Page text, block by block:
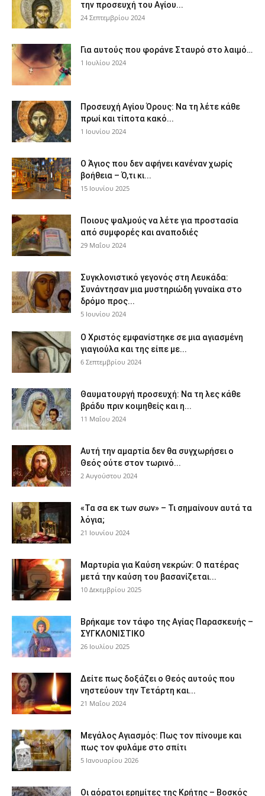
την προσευχή του Αγίου...
24 Σεπτεμβρίου 2024
Για αυτούς που φοράνε Σταυρό στο λαιμό…
1 Ιουλίου 2024
Προσευχή Αγίου Όρους: Να τη λέτε κάθε
πρωί και τίποτα κακό...
1 Ιουνίου 2024
Ο Άγιος που δεν αφήνει κανέναν χωρίς
βοήθεια – Ό,τι κι...
15 Ιουνίου 2025
Ποιους ψαλμούς να λέτε για προστασία
από συμφορές και αναποδιές
29 Μαΐου 2024
Συγκλονιστικό γεγονός στη Λευκάδα:
Συνάντησαν μια μυστηριώδη γυναίκα στο
δρόμο προς...
5 Ιουνίου 2024
Ο Χριστός εμφανίστηκε σε μια αγιασμένη
γιαγιούλα και της είπε με...
6 Σεπτεμβρίου 2024
Θαυματουργή προσευχή: Να τη λες κάθε
βράδυ πριν κοιμηθείς και η...
11 Μαΐου 2024
Αυτή την αμαρτία δεν θα συγχωρήσει ο
Θεός ούτε στον τωρινό...
2 Αυγούστου 2024
«Τα σα εκ των σων» – Τι σημαίνουν αυτά τα
λόγια;
21 Ιουνίου 2024
Μαρτυρία για Καύση νεκρών: Ο πατέρας
μετά την καύση του βασανίζεται...
10 Δεκεμβρίου 2025
Βρήκαμε τον τάφο της Αγίας Παρασκευής –
ΣΥΓΚΛΟΝΙΣΤΙΚΟ
26 Ιουλίου 2025
Δείτε πως δοξάζει ο Θεός αυτούς που
νηστεύουν την Τετάρτη και...
21 Μαΐου 2024
Μεγάλος Αγιασμός: Πως τον πίνουμε και
πως τον φυλάμε στο σπίτι
5 Ιανουαρίου 2026
Οι αόρατοι ερημίτες της Κρήτης – Βοσκός